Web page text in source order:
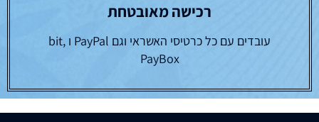
רכישה מאובטחת
עובדים עם כל כרטיסי האשראי וגם PayPal ו bit,
PayBox